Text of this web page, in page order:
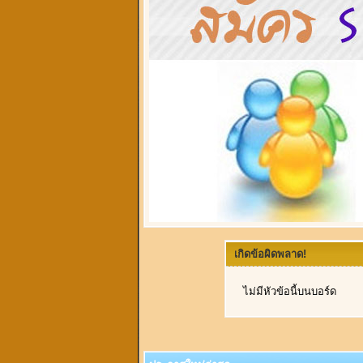
เกิดข้อผิดพลาด!
ไม่มีหัวข้อนี้บนบอร์ด